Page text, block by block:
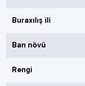
Buraxılış ili
Ban növü
Rəngi